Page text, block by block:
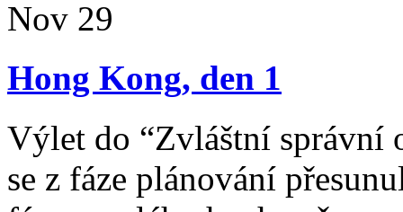
Nov 29
Hong Kong, den 1
Výlet do “Zvláštní správní
se z fáze plánování